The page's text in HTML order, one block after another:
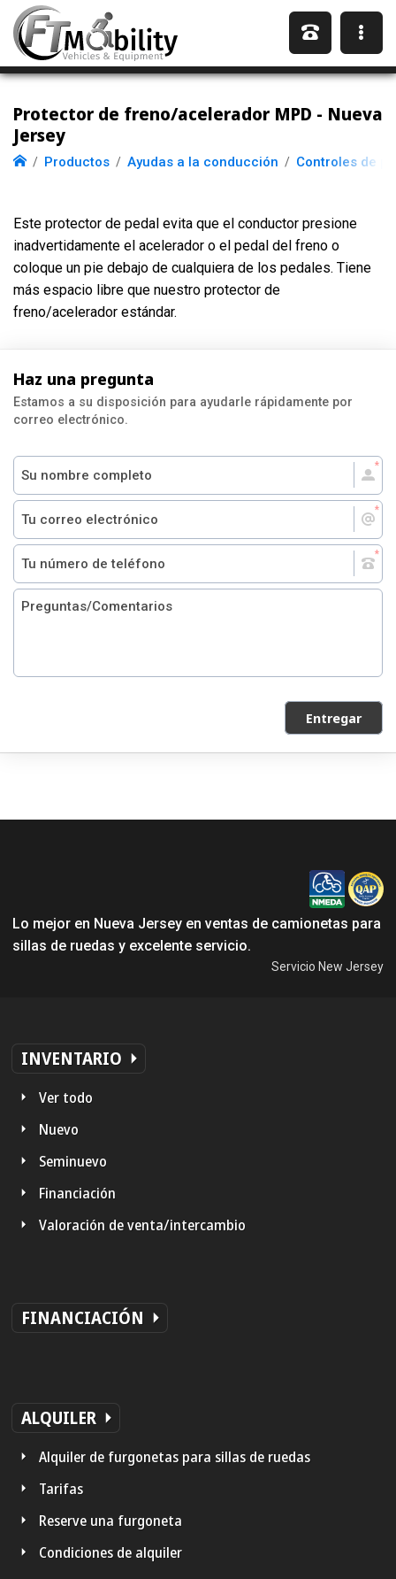
Protector de freno/acelerador MPD - Nueva
Jersey
Productos Ayudas a la conducción Controles de
Este protector de pedal evita que el conductor presione
inadvertidamente el acelerador o el pedal del freno o
coloque un pie debajo de cualquiera de los pedales. Tiene
más espacio libre que nuestro protector de
freno/acelerador estándar.
Haz una pregunta
Estamos a su disposición para ayudarle rápidamente por
correo electrónico.
Entregar
Lo mejor en Nueva Jersey en ventas de camionetas para
sillas de ruedas y excelente servicio.
Servicio New Jersey
INVENTARIO
Ver todo
Nuevo
Seminuevo
Financiación
Valoración de venta/intercambio
FINANCIACIÓN
ALQUILER
Alquiler de furgonetas para sillas de ruedas
Tarifas
Reserve una furgoneta
Condiciones de alquiler